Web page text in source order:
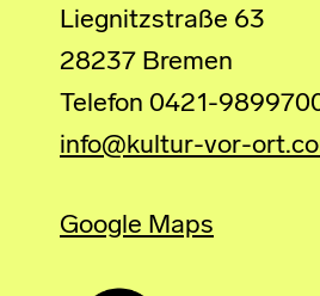
Liegnitzstraße 63
28237 Bremen
Telefon 0421-
info@kultur-vor-
Google Maps